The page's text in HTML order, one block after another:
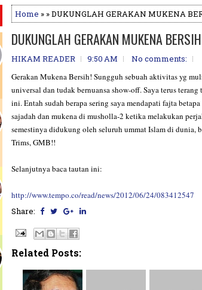
Home » » DUKUNGLAH GERAKAN MUKENA
DUKUNGLAH GERAKAN MUKENA
HIKAM READER 9:50 AM
No comments:
Gerakan Mukena Bersih! Sungguh sebuah aktivitas yg
universal dan tudak bernuansa show-off. Saya terus terang
ini. Entah sudah berapa sering saya mendapati fajta
sajadah dan mukena di musholla-2 ketika melakukan
semestinya didukung oleh seluruh ummat Islam di dunia,
Trims, GMB!!
Selanjutnya baca tautan ini:
http://www.tempo.co/read/news/2012/06/24/083412547
Share:
Related Posts: